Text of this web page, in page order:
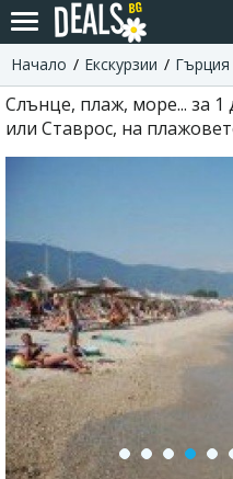
Начало Екскурзии Гърция
Слънце, плаж, море... за 1
или Ставрос, на